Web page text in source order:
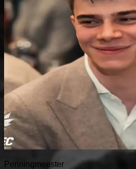
Penningmeester